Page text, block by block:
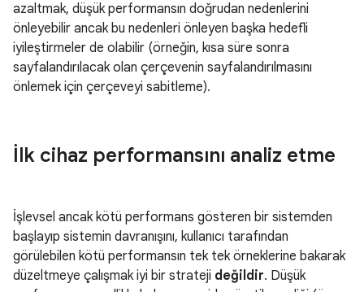
azaltmak, düşük performansın doğrudan nedenlerini
önleyebilir ancak bu nedenleri önleyen başka hedefli
iyileştirmeler de olabilir (örneğin, kısa süre sonra
sayfalandırılacak olan çerçevenin sayfalandırılmasını
önlemek için çerçeveyi sabitleme).
İlk cihaz performansını analiz etme
İşlevsel ancak kötü performans gösteren bir sistemden
başlayıp sistemin davranışını, kullanıcı tarafından
görülebilen kötü performansın tek tek örneklerine bakarak
düzeltmeye çalışmak iyi bir strateji değildir. Düşük